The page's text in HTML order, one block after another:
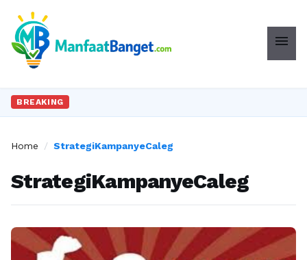
menu
BREAKING
Home / StrategiKampanyeCaleg
StrategiKampanyeCaleg